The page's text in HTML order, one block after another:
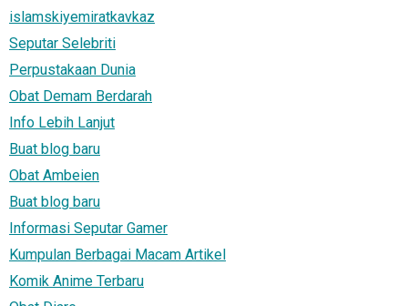
islamskiyemiratkavkaz
Seputar Selebriti
Perpustakaan Dunia
Obat Demam Berdarah
Info Lebih Lanjut
Buat blog baru
Obat Ambeien
Buat blog baru
Informasi Seputar Gamer
Kumpulan Berbagai Macam Artikel
Komik Anime Terbaru